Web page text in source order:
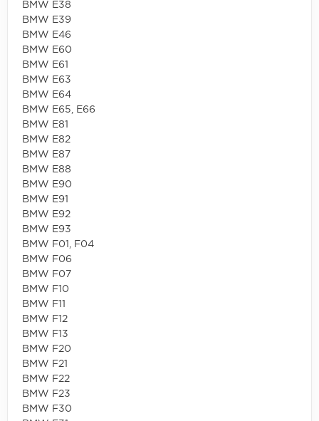
BMW E38
BMW E39
BMW E46
BMW E60
BMW E61
BMW E63
BMW E64
BMW E65, E66
BMW E81
BMW E82
BMW E87
BMW E88
BMW E90
BMW E91
BMW E92
BMW E93
BMW F01, F04
BMW F06
BMW F07
BMW F10
BMW F11
BMW F12
BMW F13
BMW F20
BMW F21
BMW F22
BMW F23
BMW F30